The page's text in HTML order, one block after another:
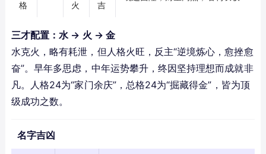
格
火
吉
三才配置：水 → 火 → 金
水克火，略有耗泄，但人格火旺，反主“逆境炼心，愈挫愈
奋”。早年多思虑，中年运势攀升，终因坚持理想而成就非
凡。人格24为“家门余庆”，总格24为“掘藏得金”，皆为顶
级成功之数。
名字吉凶